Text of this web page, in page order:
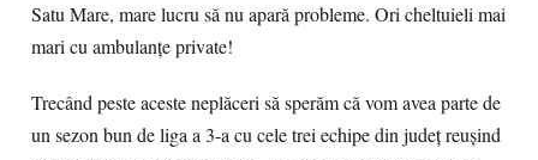
Satu Mare, mare lucru să nu apară probleme. Ori cheltuieli mai
mari cu ambulanțe private!
Trecând peste aceste neplăceri să sperăm că vom avea parte de
un sezon bun de liga a 3-a cu cele trei echipe din județ reușind